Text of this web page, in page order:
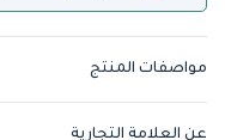
مواصفات المنتج
عن العلامة التجارية